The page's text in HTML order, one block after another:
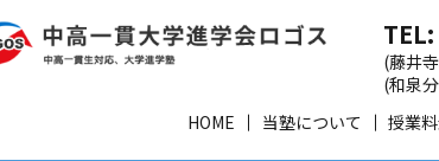
HOME 当塾について 授業
(藤井
(和泉